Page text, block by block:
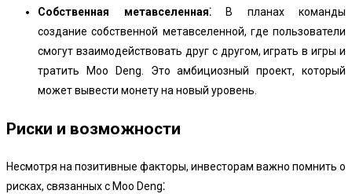
Собственная метавселенная⁚В планах команды
создание собственной метавселенной, где пользователи
смогут взаимодействовать друг с другом, играть в игры и
тратить Moo Deng. Это амбициозный проект, который
может вывести монету на новый уровень.
Риски и возможности
Несмотря на позитивные факторы, инвесторам важно помнить о
рисках, связанных с Moo Deng⁚